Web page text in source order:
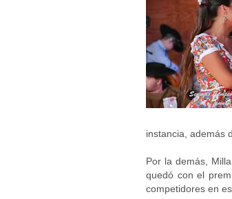
instancia, además
Por la demás,
quedó con el
competidores en